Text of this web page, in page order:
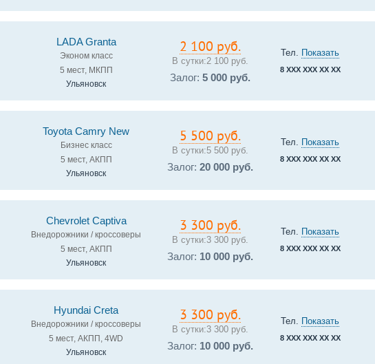
LADA Granta
Эконом класс
5 мест, МКПП
Ульяновск
2 100 руб.
В сутки:2 100 руб.
Залог:5 000 руб.
Тел. Показать
8 XXX XXX XX XX
Toyota Camry New
Бизнес класс
5 мест, АКПП
Ульяновск
5 500 руб.
В сутки:5 500 руб.
Залог:20 000 руб.
Тел. Показать
8 XXX XXX XX XX
Chevrolet Captiva
Внедорожники / кроссоверы
5 мест, АКПП
Ульяновск
3 300 руб.
В сутки:3 300 руб.
Залог: 10 000 руб.
Тел. Показать
8 XXX XXX XX XX
Hyundai Creta
Внедорожники / кроссоверы
5 мест, АКПП, 4WD
Ульяновск
3 300 руб.
В сутки:3 300 руб.
Залог: 10 000 руб.
Тел. Показать
8 XXX XXX XX XX